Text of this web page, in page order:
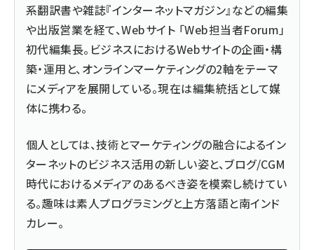
系翻訳書や雑誌『インターネットマガジン』などの編集
や出版営業を経て、Webサイト 「Web担当者Forum」
初代編集長。ビジネスにおけるWebサイトの企画・構
築・運用と、オンラインマーケティングの2軸をテーマ
にメディアを展開している。現在は編集統括として媒
体に携わる。
個人としては、技術とマーケティングの融合によるイン
ターネットのビジネス活用の新しい姿と、ブログ/CGM
時代におけるメディアのあるべき姿を模索し続けてい
る。趣味は素人プログラミングと上方落語と南インド
カレー。